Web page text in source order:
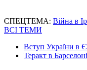
СПЕЦТЕМА: Війна в
ВСІ ТЕМИ
Вступ України в
Теракт в Барселоні